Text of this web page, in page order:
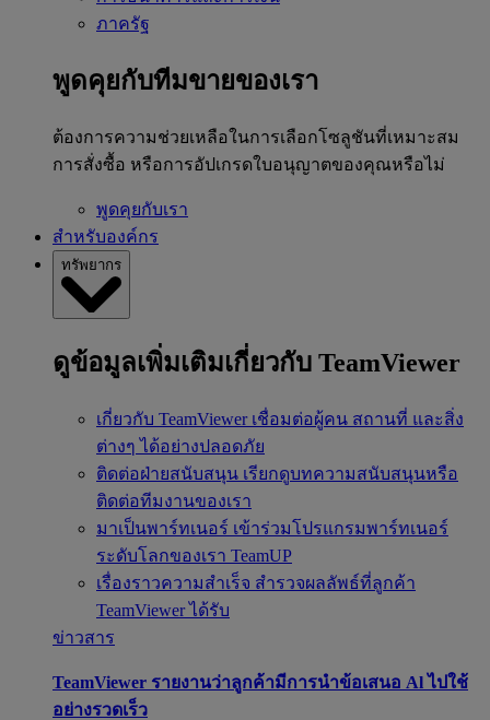
ภาครัฐ
พูดคุยกับทีมขายของเรา
ต้องการความช่วยเหลือในการเลือกโซลูชันที่เหมาะสม
การสั่งซื้อ หรือการอัปเกรดใบอนุญาตของคุณหรือไม่
พูดคุยกับเรา
สำหรับองค์กร
ทรัพยากร
ดูข้อมูลเพิ่มเติมเกี่ยวกับ TeamViewer
เกี่ยวกับ TeamViewer เชื่อมต่อผู้คน สถานที่ และสิ่ง
ต่างๆ ได้อย่างปลอดภัย
ติดต่อฝ่ายสนับสนุน เรียกดูบทความสนับสนุนหรือ
ติดต่อทีมงานของเรา
มาเป็นพาร์ทเนอร์ เข้าร่วมโปรแกรมพาร์ทเนอร์
ระดับโลกของเรา TeamUP
เรื่องราวความสำเร็จ สำรวจผลลัพธ์ที่ลูกค้า
TeamViewer ได้รับ
ข่าวสาร
TeamViewer รายงานว่าลูกค้ามีการนำข้อเสนอ Al ไปใช้
อย่างรวดเร็ว